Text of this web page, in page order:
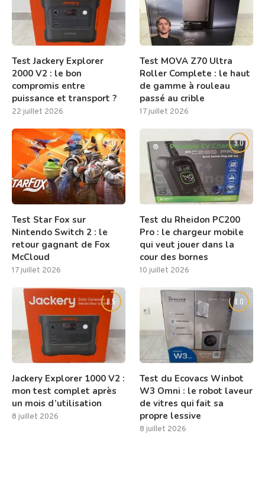
Test Jackery Explorer
2000 V2 : le bon
compromis entre
puissance et transport ?
22 juillet 2026
Test MOVA Z70 Ultra
Roller Complete : le haut
de gamme à rouleau
passé au crible
17 juillet 2026
8.0
Test Star Fox sur
Nintendo Switch 2 : le
retour gagnant de Fox
McCloud
17 juillet 2026
9.0
Test du Rheidon PC200
Pro : le chargeur mobile
qui veut jouer dans la
cour des bornes
10 juillet 2026
8.5
Jackery Explorer 1000 V2 :
mon test complet après
un mois d’utilisation
8 juillet 2026
8.0
Test du Ecovacs Winbot
W3 Omni : le robot laveur
de vitres qui fait sa
propre lessive
8 juillet 2026